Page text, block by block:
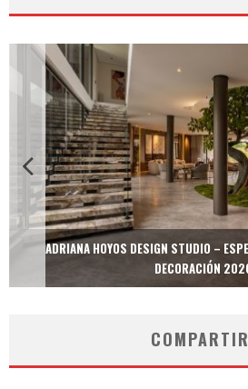
MULTIOFICINAS / AMOBLARE / TREZE –
DECORACIÓN